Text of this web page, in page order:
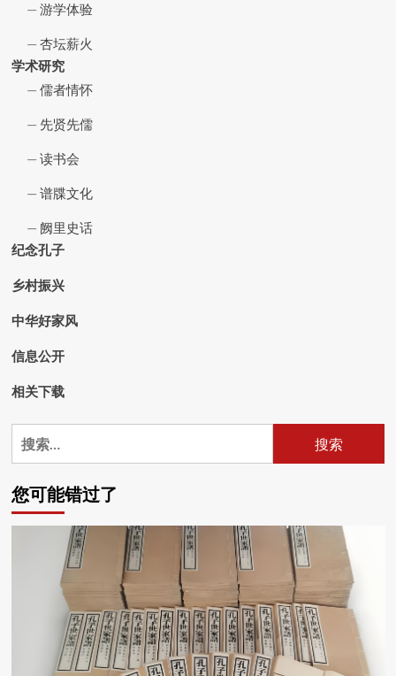
游学体验
杏坛薪火
学术研究
儒者情怀
先贤先儒
读书会
谱牒文化
阙里史话
纪念孔子
乡村振兴
中华好家风
信息公开
相关下载
搜
索：
您可能错过了